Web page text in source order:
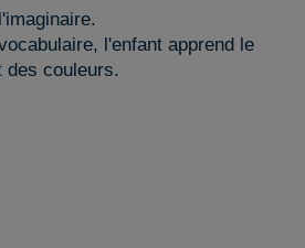
l'enfant apprend le
des couleurs.